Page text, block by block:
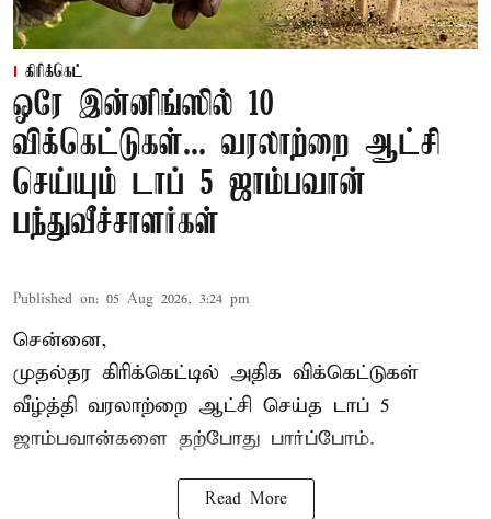
கிரிக்கெட்
ஒரே இன்னிங்ஸில் 10
விக்கெட்டுகள்... வரலாற்றை ஆட்சி
செய்யும் டாப் 5 ஜாம்பவான்
பந்துவீச்சாளர்கள்
Published on: 05 Aug 2026, 3:24 pm
சென்னை,
முதல்தர கிரிக்கெட்டில் அதிக விக்கெட்டுகள்
வீழ்த்தி வரலாற்றை ஆட்சி செய்த டாப் 5
ஜாம்பவான்களை தற்போது பார்ப்போம்.
Read More